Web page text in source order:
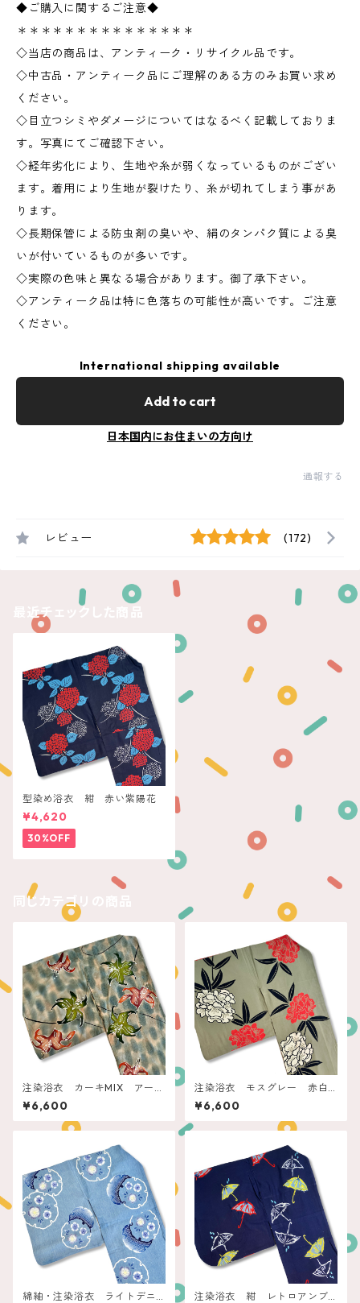
◆ご購入に関するご注意◆
＊＊＊＊＊＊＊＊＊＊＊＊＊＊＊
◇当店の商品は、アンティーク・リサイクル品です。
◇中古品・アンティーク品にご理解のある方のみお買い求め
ください。
◇目立つシミやダメージについてはなるべく記載しておりま
す。写真にてご確認下さい。
◇経年劣化により、生地や糸が弱くなっているものがござい
ます。着用により生地が裂けたり、糸が切れてしまう事があ
ります。
◇長期保管による防虫剤の臭いや、絹のタンパク質による臭
いが付いているものが多いです。
◇実際の色味と異なる場合があります。御了承下さい。
◇アンティーク品は特に色落ちの可能性が高いです。ご注意
ください。
International shipping available
Add to cart
日本国内にお住まいの方向け
通報する
レビュー (172)
最近チェックした商品
型染め浴衣 紺 赤い紫陽花
¥4,620
30%OFF
同じカテゴリの商品
注染浴衣 カーキMIX アース
カラーリリー
¥6,600
注染浴衣 モスグレー 赤白
の石楠花
¥6,600
綿紬・注染浴衣 ライトデニ
注染浴衣 紺 レトロアンブ